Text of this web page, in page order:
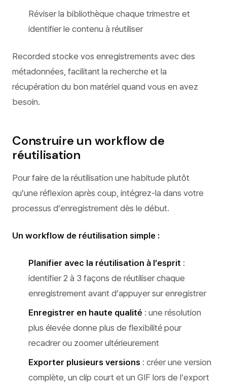
Réviser la bibliothèque chaque trimestre et
identifier le contenu à réutiliser
Recorded stocke vos enregistrements avec des
métadonnées, facilitant la recherche et la
récupération du bon matériel quand vous en avez
besoin.
Construire un workflow de
réutilisation
Pour faire de la réutilisation une habitude plutôt
qu’une réflexion après coup, intégrez-la dans votre
processus d’enregistrement dès le début.
Un workflow de réutilisation simple :
Planifier avec la réutilisation à l’esprit :
identifier 2 à 3 façons de réutiliser chaque
enregistrement avant d’appuyer sur enregistrer
Enregistrer en haute qualité : une résolution
plus élevée donne plus de flexibilité pour
recadrer ou zoomer ultérieurement
Exporter plusieurs versions : créer une version
complète, un clip court et un GIF lors de l’export